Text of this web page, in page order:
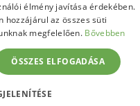
élmény javítása érdekében.
hozzájárul az összes süti
megfelelően. Bővebben
ÖSSZES ELFOGADÁSA